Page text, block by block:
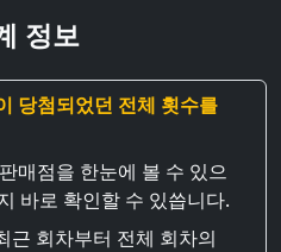
정보
당첨되었던 전체 횟수를
매점을 한눈에 볼 수 있으
바로 확인할 수 있씁니다.
회차부터 전체 회차의